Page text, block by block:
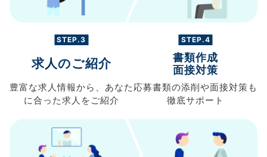
STEP.3
求人のご紹介
豊富な求人情報から、 あなた
に合った求人を ご紹介
STEP.4
書類作成
面接対策
応募書類の添削や面接対策も
徹底サポート